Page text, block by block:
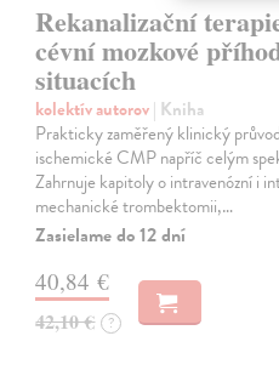
Rekanalizační
cévní mozkové
situacích
kolektív autorov| Kniha
Prakticky zaměřený klinický
ischemické CMP napříč celým
Zahrnuje kapitoly o intravenózní i
mechanické trombektomii,…
Zasielame do 12 dní
40,84 €
42,10 € ?